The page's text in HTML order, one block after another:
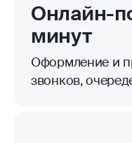
Онлайн-
минут
Оформление и
звонков,